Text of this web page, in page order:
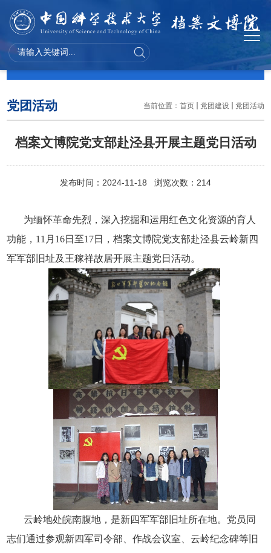
党团建设
党团活动 当前位置： 首页 党团建设 党团活动
档案文博院党支部赴泾县开展主题党日活动
发布时间：2024-11-18 浏览次数： 214
为缅怀革命先烈，深入挖掘和运用红色文化资源的育人
功能， 11 月 16日至17日，档案文博院党支部赴泾县云岭新四
军军部旧址及王稼祥故居开展主题党日活动。
云岭地处皖南腹地，是新四军军部旧址所在地。党员同
志们通过参观新四军司令部、作战会议室、云岭纪念碑等旧